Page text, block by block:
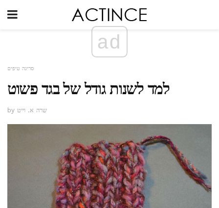
ad
סריגה טיפים
למד לשנות גודל של בגד פשוט
by שרה א. וייט